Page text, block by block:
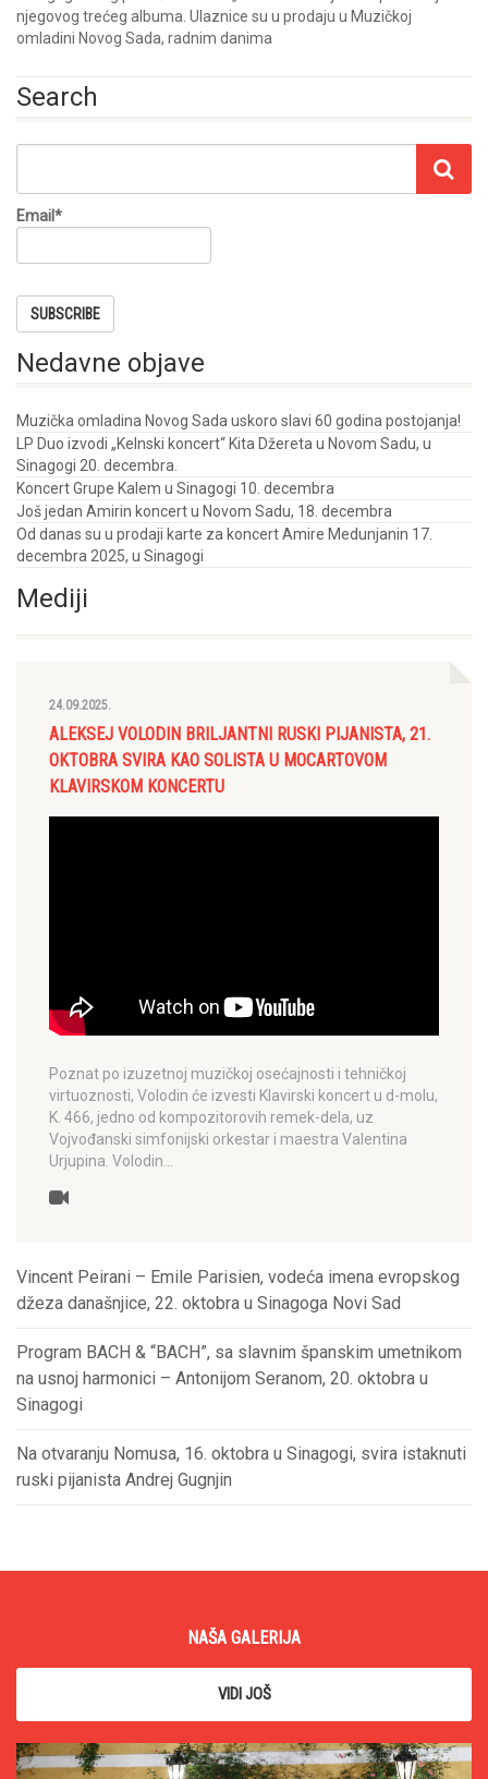
njegovog trećeg albuma. Ulaznice su u prodaju u Muzičkoj
omladini Novog Sada, radnim danima
Search
Email*
Nedavne objave
Muzička omladina Novog Sada uskoro slavi 60 godina postojanja!
LP Duo izvodi „Kelnski koncert“ Kita Džereta u Novom Sadu, u
Sinagogi 20. decembra.
Koncert Grupe Kalem u Sinagogi 10. decembra
Još jedan Amirin koncert u Novom Sadu, 18. decembra
Od danas su u prodaji karte za koncert Amire Medunjanin 17.
decembra 2025, u Sinagogi
Mediji
24.09.2025.
ALEKSEJ VOLODIN BRILJANTNI RUSKI PIJANISTA, 21.
OKTOBRA SVIRA KAO SOLISTA U MOCARTOVOM
KLAVIRSKOM KONCERTU
Poznat po izuzetnoj muzičkoj osećajnosti i tehničkoj
virtuoznosti, Volodin će izvesti Klavirski koncert u d-molu,
K. 466, jedno od kompozitorovih remek-dela, uz
Vojvođanski simfonijski orkestar i maestra Valentina
Urjupina. Volodin…
Vincent Peirani – Emile Parisien, vodeća imena evropskog
džeza današnjice, 22. oktobra u Sinagoga Novi Sad
Program BACH & “BACH”, sa slavnim španskim umetnikom
na usnoj harmonici – Antonijom Seranom, 20. oktobra u
Sinagogi
Na otvaranju Nomusa, 16. oktobra u Sinagogi, svira istaknuti
ruski pijanista Andrej Gugnjin
NAŠA GALERIJA
VIDI JOŠ